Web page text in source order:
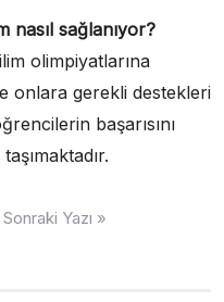
nasıl sağlanıyor?
olimpiyatlarına
onlara gerekli destekleri
başarısını
Sonraki Yazı »